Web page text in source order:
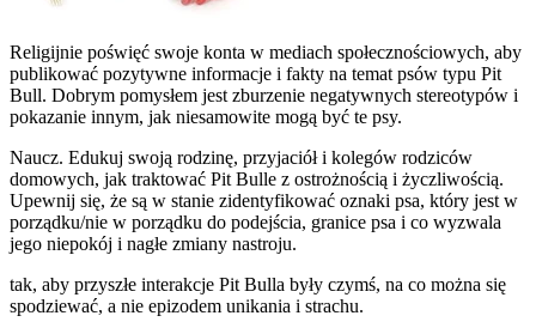
Religijnie poświęć swoje konta w mediach społecznościowych, aby
publikować pozytywne informacje i fakty na temat psów typu Pit
Bull. Dobrym pomysłem jest zburzenie negatywnych stereotypów i
pokazanie innym, jak niesamowite mogą być te psy.
Naucz. Edukuj swoją rodzinę, przyjaciół i kolegów rodziców
domowych, jak traktować Pit Bulle z ostrożnością i życzliwością.
Upewnij się, że są w stanie zidentyfikować oznaki psa, który jest w
porządku/nie w porządku do podejścia, granice psa i co wyzwala
jego niepokój i nagłe zmiany nastroju.
tak, aby przyszłe interakcje Pit Bulla były czymś, na co można się
spodziewać, a nie epizodem unikania i strachu.